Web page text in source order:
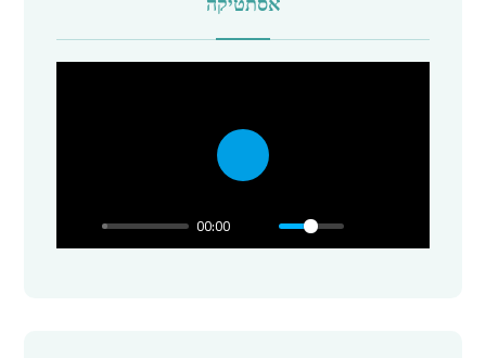
00:00
P